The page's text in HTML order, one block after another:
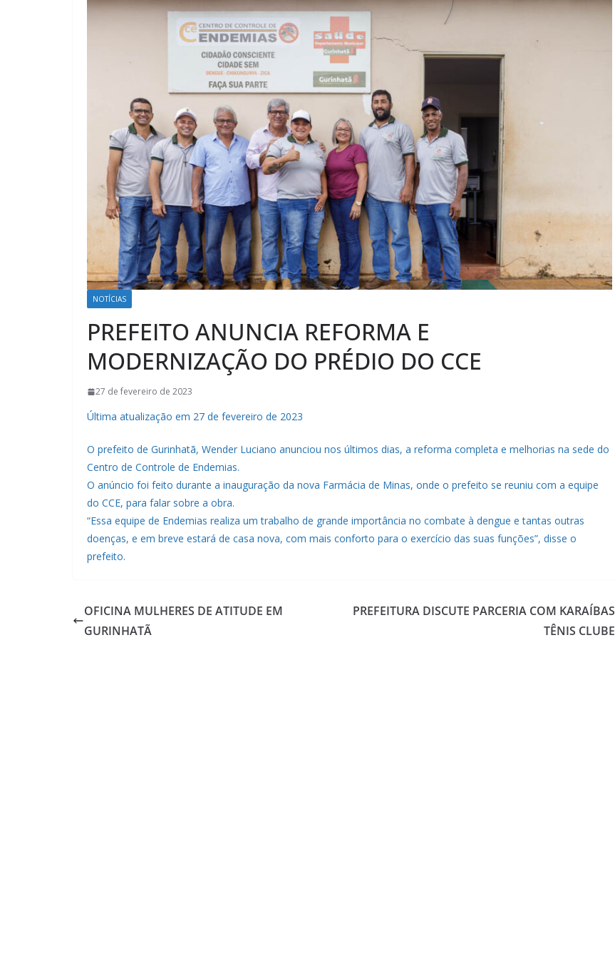
NOTÍCIAS
PREFEITO ANUNCIA REFORMA E
MODERNIZAÇÃO DO PRÉDIO DO CCE
27 de fevereiro de 2023
Última atualização em 27 de fevereiro de 2023
O prefeito de Gurinhatã, Wender Luciano anunciou nos últimos dias, a reforma completa e melhorias na sede do
Centro de Controle de Endemias.
O anúncio foi feito durante a inauguração da nova Farmácia de Minas, onde o prefeito se reuniu com a equipe
do CCE, para falar sobre a obra.
“Essa equipe de Endemias realiza um trabalho de grande importância no combate à dengue e tantas outras
doenças, e em breve estará de casa nova, com mais conforto para o exercício das suas funções”, disse o
prefeito.
OFICINA MULHERES DE ATITUDE EM
GURINHATÃ
PREFEITURA DISCUTE PARCERIA COM KARAÍBAS
TÊNIS CLUBE